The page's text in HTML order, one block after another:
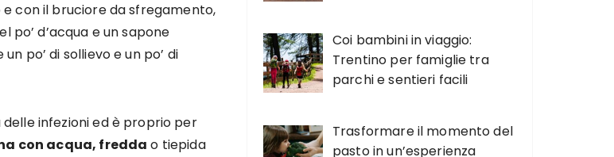
con il bruciore da sfregamento,
d’acqua e un sapone
po’ di sollievo e un po’ di
infezioni ed è proprio per
con acqua, fredda o tiepida
Coi bambini in viaggio:
Trentino per famiglie tra
parchi e sentieri facili
Trasformare il momento del
pasto in un’esperienza